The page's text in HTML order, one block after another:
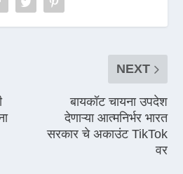
NEXT
बायकॉट चायना उपदेश
देणाऱ्या आत्मनिर्भर भारत
सरकार चे अकाउंट TikTok
वर